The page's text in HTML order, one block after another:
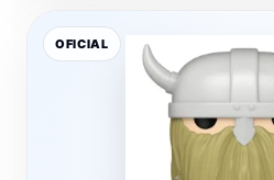
OFICIAL